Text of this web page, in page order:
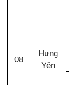
08
Hưng
Yên